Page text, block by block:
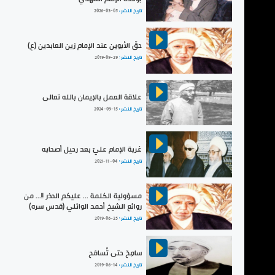
تاريخ النشر :2026-03-05
حقّ الأبوين عند الإمام زين العابدين (ع)
تاريخ النشر :2019-09-29
علاقة العمل بالإيمان بالله تعالى
تاريخ النشر :2024-09-15
غربة الإمام عليّ بعد رحيل أصحابه
تاريخ النشر : 2021-11-04
مسؤولية الكلمة ... عليكم الحذر !!... من
روائع الشيخ أحمد الوائلي (قدس سره)
تاريخ النشر :2019-06-25
سامِحْ حتى تُسامَح
تاريخ النشر : 2019-06-14